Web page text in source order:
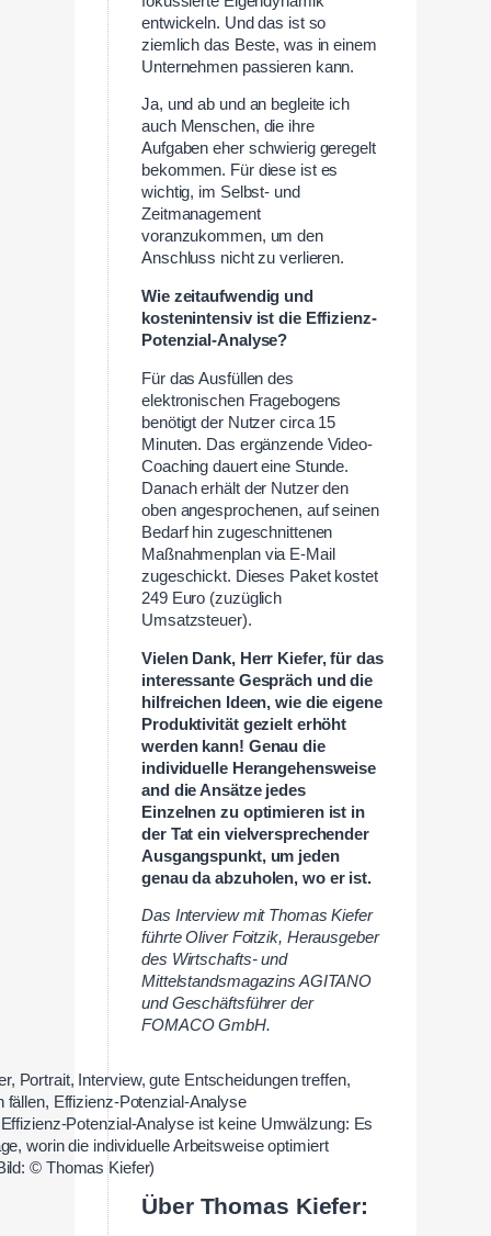
entwickeln. Und das ist so
ziemlich das Beste, was in einem
Unternehmen passieren kann.
Ja, und ab und an begleite ich
auch Menschen, die ihre
Aufgaben eher schwierig geregelt
bekommen. Für diese ist es
wichtig, im Selbst- und
Zeitmanagement
voranzukommen, um den
Anschluss nicht zu verlieren.
Wie zeitaufwendig und
kostenintensiv ist die Effizienz-
Potenzial-Analyse?
Für das Ausfüllen des
elektronischen Fragebogens
benötigt der Nutzer circa 15
Minuten. Das ergänzende Video-
Coaching dauert eine Stunde.
Danach erhält der Nutzer den
oben angesprochenen, auf seinen
Bedarf hin zugeschnittenen
Maßnahmenplan via E-Mail
zugeschickt. Dieses Paket kostet
249 Euro (zuzüglich
Umsatzsteuer).
Vielen Dank, Herr Kiefer, für das
interessante Gespräch und die
hilfreichen Ideen, wie die eigene
Produktivität gezielt erhöht
werden kann! Genau die
individuelle Herangehensweise
and die Ansätze jedes
Einzelnen zu optimieren ist in
der Tat ein vielversprechender
Ausgangspunkt, um jeden
genau da abzuholen, wo er ist.
Das Interview mit Thomas Kiefer
führte Oliver Foitzik, Herausgeber
des Wirtschafts- und
Mittelstandsmagazins AGITANO
und Geschäftsführer der
FOMACO GmbH.
Potenzial-Analyse ist keine Umwälzung: Es
worin die individuelle Arbeitsweise optimiert
© Thomas Kiefer)
Über Thomas Kiefer: